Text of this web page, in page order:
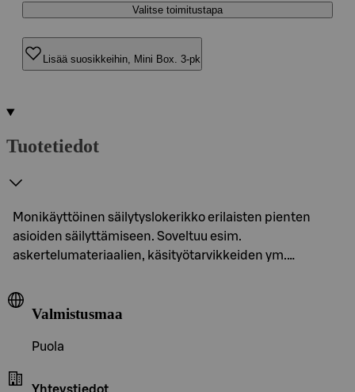
Valitse toimitustapa
Lisää suosikkeihin, Mini Box. 3-pk
Tuotetiedot
Monikäyttöinen säilytyslokerikko erilaisten pienten
asioiden säilyttämiseen. Soveltuu esim.
askertelumateriaalien, käsityötarvikkeiden ym.…
Valmistusmaa
Puola